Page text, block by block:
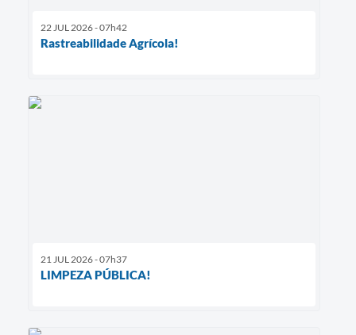
22 JUL 2026 - 07h42
Rastreabilidade Agrícola!
21 JUL 2026 - 07h37
LIMPEZA PÚBLICA!